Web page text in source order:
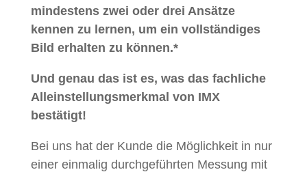
mindestens zwei oder drei Ansätze
kennen zu lernen, um ein vollständiges
Bild erhalten zu können.*
Und genau das ist es, was das fachliche
Alleinstellungsmerkmal von IMX
bestätigt!
Bei uns hat der Kunde die Möglichkeit in nur
einer einmalig durchgeführten Messung mit